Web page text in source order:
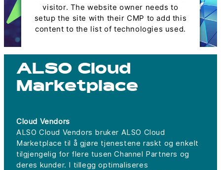
visitor. The website owner needs to
setup the site with their CMP to add this
content to the list of technologies used.
ALSO Cloud
Marketplace
Cloud Vendors
ALSO Cloud Vendors bruker ALSO Cloud
Marketplace til å gjøre tjenestene raskt og enkelt
tilgjengelig for flere tusen Channel Partners og
deres kunder. I tillegg optimaliseres